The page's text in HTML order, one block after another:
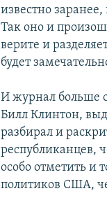
известно
Так оно и
верите и
будет
И журнал больше
Билл Клинтон,
разбирал и
республиканцев,
особо отметить и
политиков США,